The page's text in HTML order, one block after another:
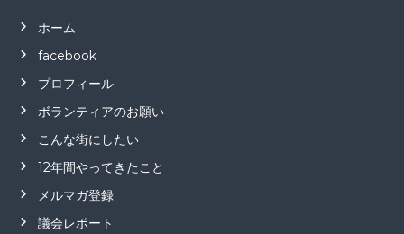
ホーム
facebook
プロフィール
ボランティアのお願い
こんな街にしたい
12年間やってきたこと
メルマガ登録
議会レポート